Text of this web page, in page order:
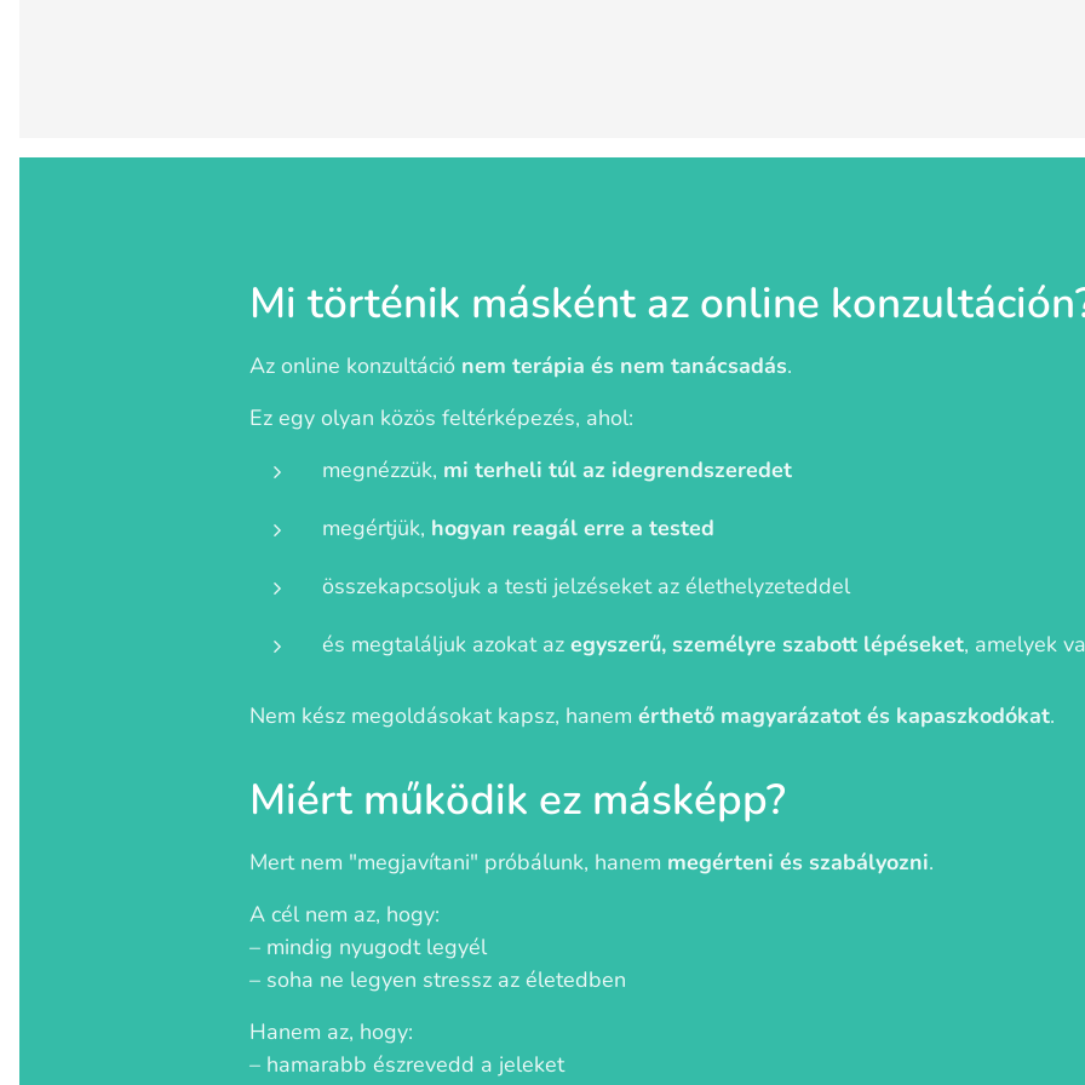
Mi történik másként az online
Az online konzultáció nem terápia és nem tanácsadás.
Ez egy olyan közös feltérképezés, ahol:
megnézzük, mi terheli túl az idegrendszeredet
megértjük, hogyan reagál erre a tested
összekapcsoljuk a testi jelzéseket az élethelyzeteddel
és megtaláljuk azokat az egyszerű, személyre szabott lépéseket, amelyek
Nem kész megoldásokat kapsz, hanem érthető magyarázatot és kapaszkodókat.
Miért működik ez másképp?
Mert nem "megjavítani" próbálunk, hanem megérteni és szabályozni.
A cél nem az, hogy:
– mindig nyugodt legyél
– soha ne legyen stressz az életedben
Hanem az, hogy:
– hamarabb észrevedd a jeleket